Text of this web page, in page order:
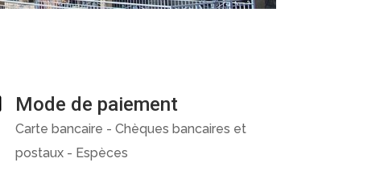
Mode de paiement
Carte bancaire - Chèques bancaires et
postaux - Espèces